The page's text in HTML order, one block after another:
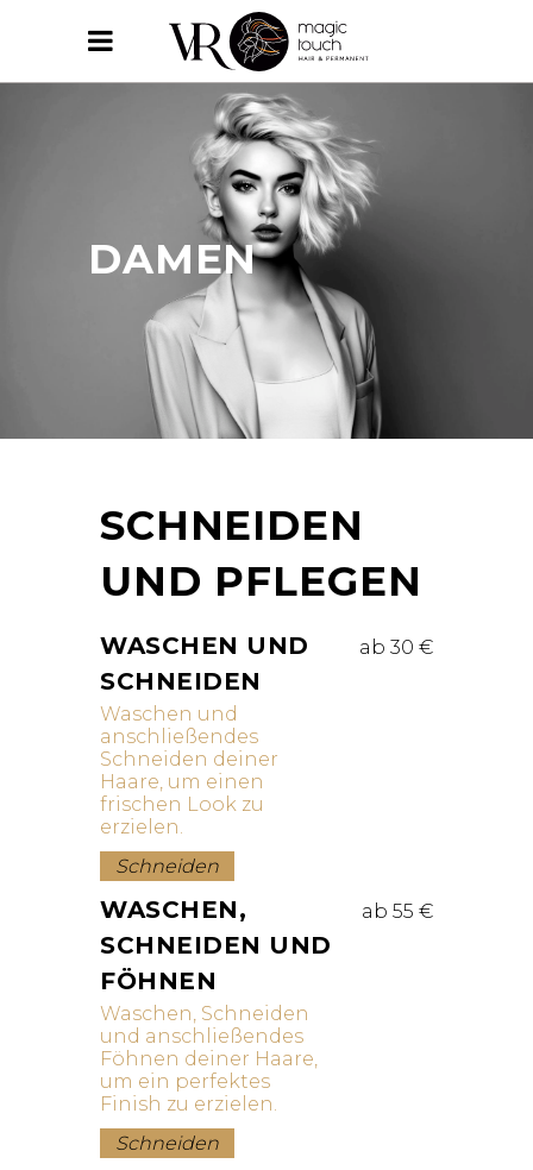
DAMEN
SCHNEIDEN
UND PFLEGEN
WASCHEN UND
SCHNEIDEN
ab 30 €
Waschen und
anschließendes
Schneiden deiner
Haare, um einen
frischen Look zu
erzielen.
Schneiden
WASCHEN,
SCHNEIDEN UND
FÖHNEN
ab 55 €
Waschen, Schneiden
und anschließendes
Föhnen deiner Haare,
um ein perfektes
Finish zu erzielen.
Schneiden